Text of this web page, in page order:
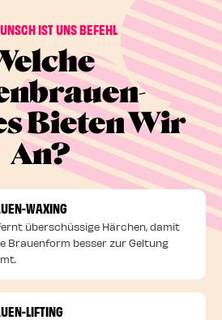
IST UNS BEFEHL
Bieten Wir
An?
WAXING
überschüssige Härchen, damit
Brauenform besser zur Geltung
LIFTING